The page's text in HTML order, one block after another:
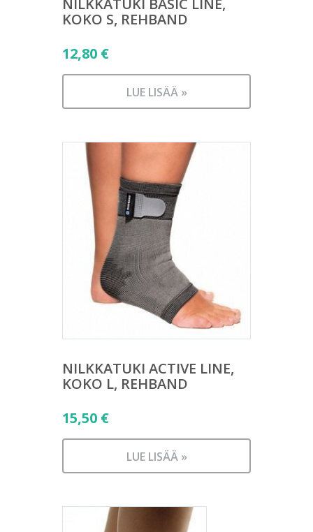
NILKKATUKI BASIC LINE,
KOKO S, REHBAND
12,80 €
LUE LISÄÄ »
NILKKATUKI ACTIVE LINE,
KOKO L, REHBAND
15,50 €
LUE LISÄÄ »